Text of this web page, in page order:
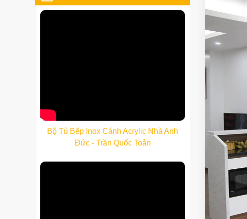
Bộ Tủ Bếp Inox Cánh Acrylic Nhà Anh
Đức - Trần Quốc Toản